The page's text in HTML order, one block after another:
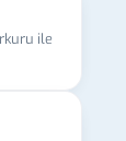
ile